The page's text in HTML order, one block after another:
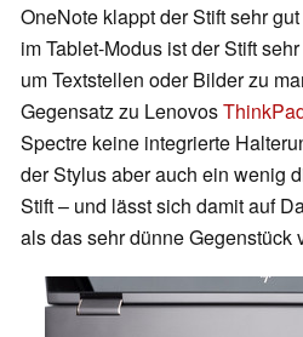
OneNote klappt der Stift sehr
im Tablet-Modus ist der Stift
um Textstellen oder Bilder zu
Gegensatz zu Lenovos
Spectre keine integrierte
der Stylus aber auch ein wenig
Stift – und lässt sich damit auf
als das sehr dünne Gegenstück